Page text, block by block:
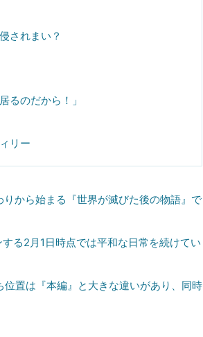
されまい？
るのだから！」
リー
から始まる『世界が滅びた後の物語』で
る2月1日時点では平和な日常を続けてい
置は『本編』と大きな違いがあり、同時